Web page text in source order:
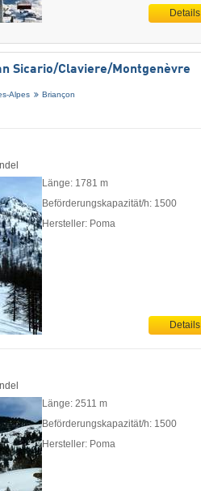
Details
Sicario/​Claviere/​Montgenèvre
Alpes Briançon
Länge: 1781 m
Beförderungskapazität/h: 1500
Hersteller: Poma
Details
Länge: 2511 m
Beförderungskapazität/h: 1500
Hersteller: Poma